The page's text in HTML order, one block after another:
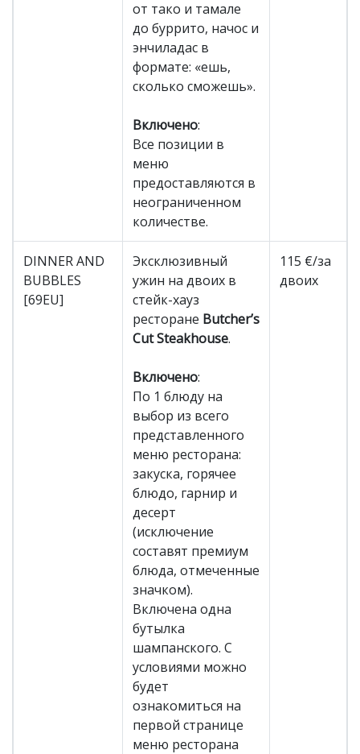
от тако и тамале
до буррито, начос и
энчиладас в
формате: «ешь,
сколько сможешь».
Включено:
Все позиции в
меню
предоставляются в
неограниченном
количестве.
DINNER AND
BUBBLES
[69EU]
Эксклюзивный
ужин на двоих в
стейк-хауз
ресторане Butcher’s
Cut Steakhouse.
Включено:
По 1 блюду на
выбор из всего
представленного
меню ресторана:
закуска, горячее
блюдо, гарнир и
десерт
(исключение
составят премиум
блюда, отмеченные
значком).
Включена одна
бутылка
шампанского. С
условиями можно
будет
ознакомиться на
первой странице
меню ресторана
115 €/за
двоих